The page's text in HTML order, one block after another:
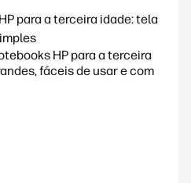
para a terceira idade: tela
HP para a terceira
fáceis de usar e com